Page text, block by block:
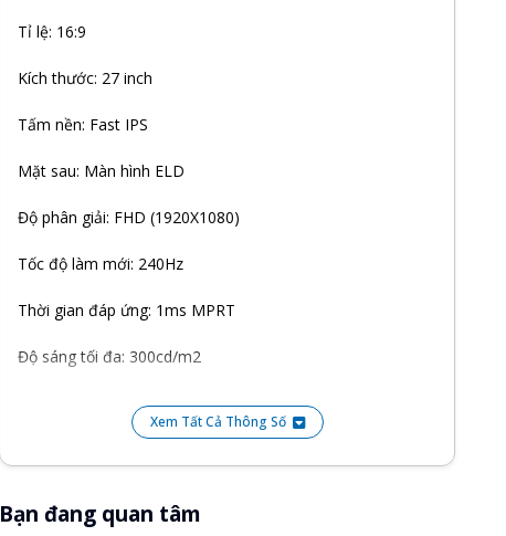
Tỉ lệ: 16:9
Kích thước: 27 inch
Tấm nền: Fast IPS
Mặt sau: Màn hình ELD
Độ phân giải: FHD (1920X1080)
Tốc độ làm mới: 240Hz
Thời gian đáp ứng: 1ms MPRT
Độ sáng tối đa: 300cd/m2
Xem Tất Cả Thông Số
Bạn đang quan tâm